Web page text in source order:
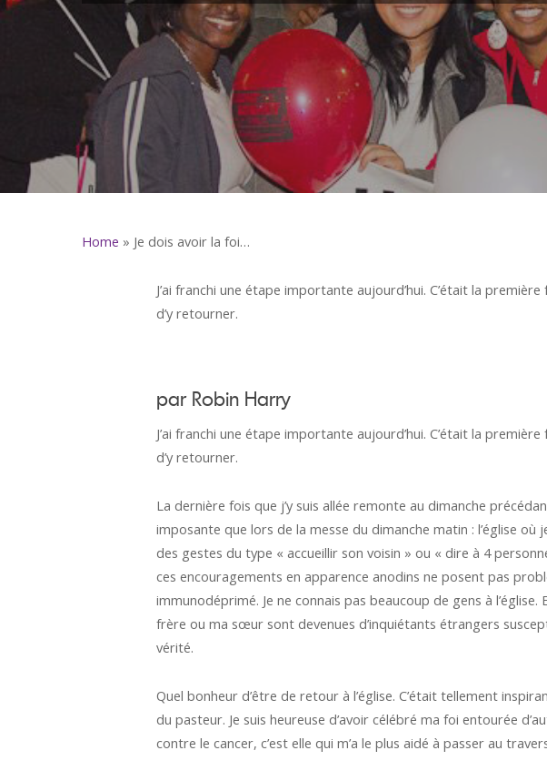
Home » Je dois avoir la foi…
J’ai franchi une étape importante aujourd’hui. C’était la
d’y retourner.
par Robin Harry
J’ai franchi une étape importante aujourd’hui. C’était la
d’y retourner.
La dernière fois que j’y suis allée remonte au dimanche
imposante que lors de la messe du dimanche matin : l’église
des gestes du type « accueillir son voisin » ou « dire à 4
ces encouragements en apparence anodins ne posent pas
immunodéprimé. Je ne connais pas beaucoup de gens à
frère ou ma sœur sont devenues d’inquiétants étrangers
vérité.
Quel bonheur d’être de retour à l’église. C’était tellement
du pasteur. Je suis heureuse d’avoir célébré ma foi entourée
contre le cancer, c’est elle qui m’a le plus aidé à passer au